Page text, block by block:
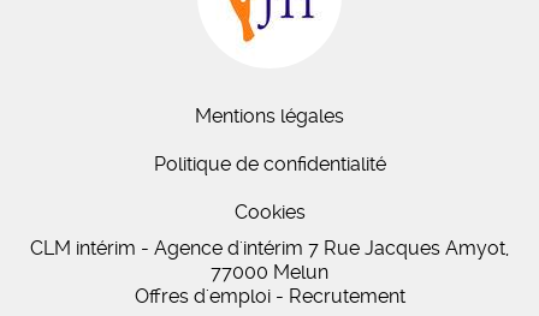
Mentions légales
Politique de confidentialité
Cookies
CLM intérim - Agence d'intérim 7 Rue Jacques Amyot,
77000 Melun
Offres d'emploi - Recrutement